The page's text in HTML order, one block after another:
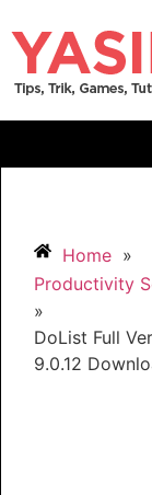
Home »
Productivity
»
DoList Full
9.0.12